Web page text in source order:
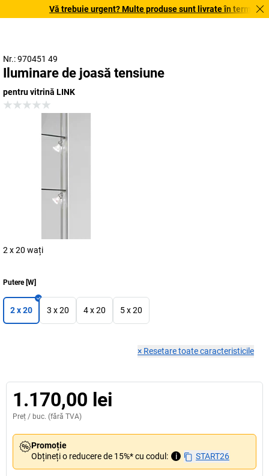
Vă trebuie urgent? Multe produse sunt livrate în termen
Nr.: 970451 49
Iluminare de joasă tensiune
pentru vitrină LINK
2 x 20 wați
Putere[W]
2 x 20 3 x 20 4 x 20 5 x 20
× Resetare toate caracteristicile
1.170,00 lei
Preț / buc. (fără TVA)
Promoție
Obțineți o reducere de 15%* cu codul:
i START26